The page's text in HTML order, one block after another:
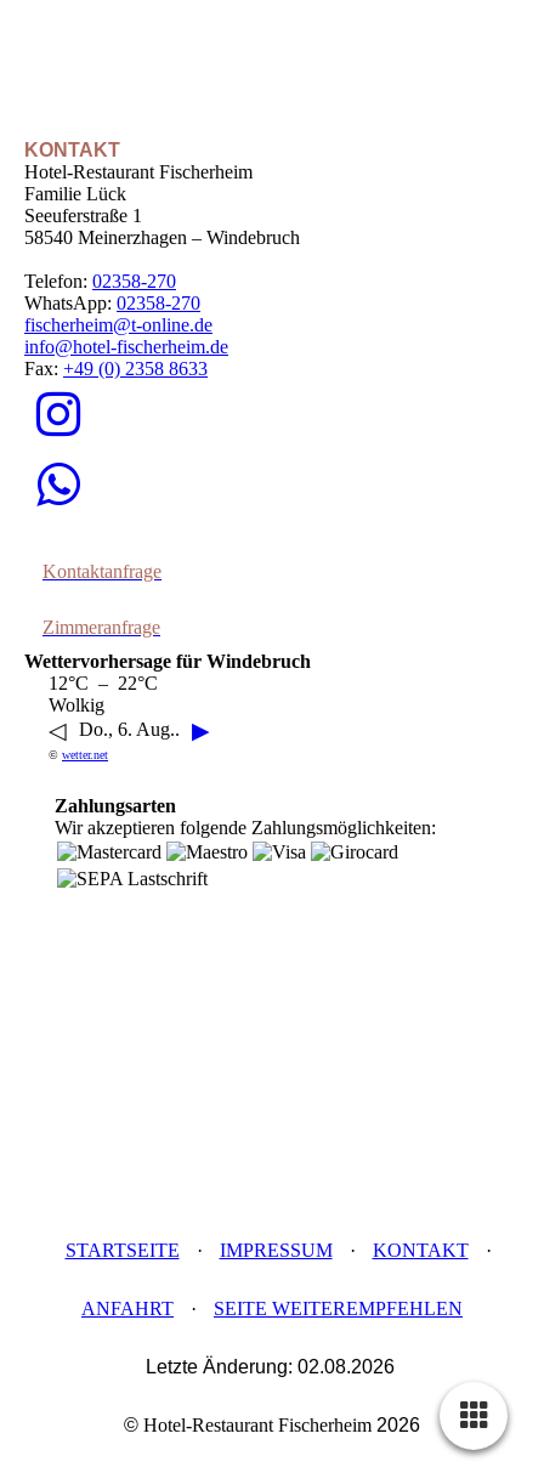
KONTAKT
Hotel-Restaurant Fischerheim
Familie Lück
Seeuferstraße 1
58540 Meinerzhagen – Windebruch
Telefon: 02358-270
WhatsApp: 02358-270
fischerheim@t-online.de
info@hotel-fischerheim.de
Fax: +49 (0) 2358 8633
Kontaktanfrage
Zimmeranfrage
Wettervorhersage für Windebruch
12°C – 22°C
Wolkig
◁ Do., 6. Aug.. ▶
© wetter.net
Zahlungsarten
Wir akzeptieren folgende Zahlungsmöglichkeiten:
STARTSEITE · IMPRESSUM · KONTAKT ·
ANFAHRT · SEITE WEITEREMPFEHLEN
Letzte Änderung: 02.08.2026
© Hotel-Restaurant Fischerheim 2026